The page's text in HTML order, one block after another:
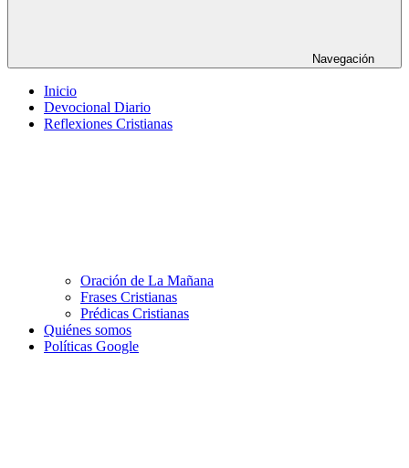
Navegación
Inicio
Devocional Diario
Reflexiones Cristianas
Oración de La Mañana
Frases Cristianas
Prédicas Cristianas
Quiénes somos
Políticas Google